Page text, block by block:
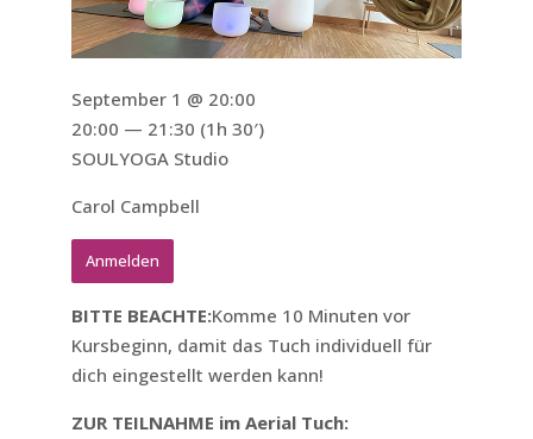
BITTE BEACHTE:Komme 10 Minuten vor
Kursbeginn, damit das Tuch individuell für
dich eingestellt werden kann!
ZUR TEILNAHME im Aerial Tuch:
September 1 @ 20:00
20:00 — 21:30 (1h 30′)
SOULYOGA Studio
Carol Campbell
Anmelden